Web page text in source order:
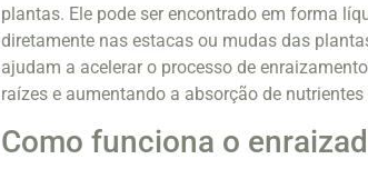
plantas. Ele pode ser encontrado em forma
diretamente nas estacas ou mudas das
ajudam a acelerar o processo de
raízes e aumentando a absorção de
Como funciona o